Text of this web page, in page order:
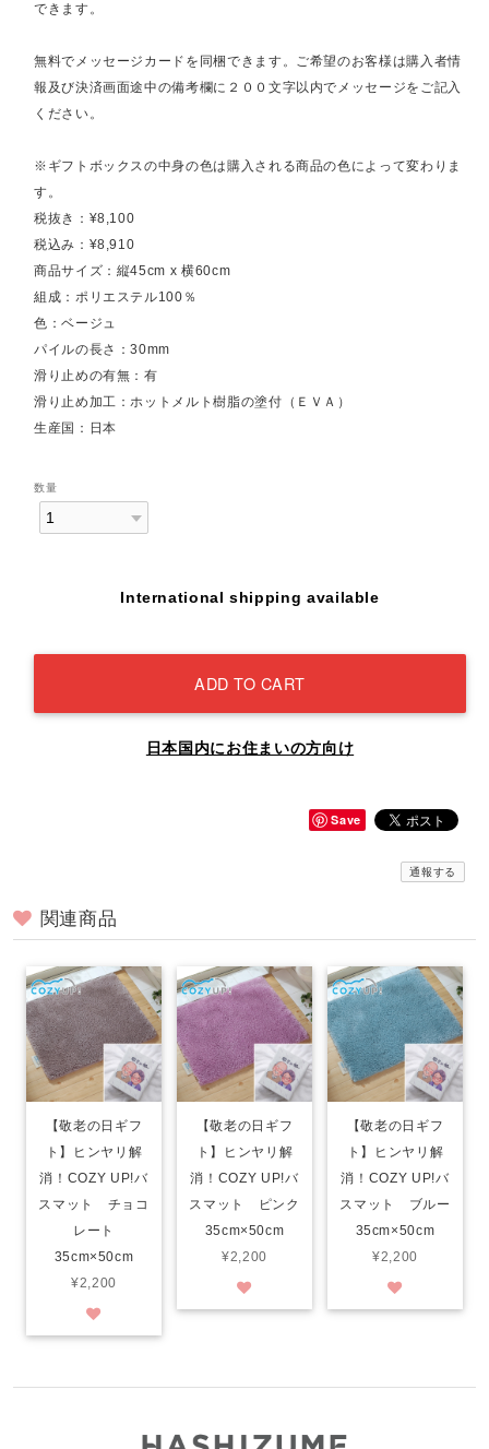
できます。
無料でメッセージカードを同梱できます。ご希望のお客様は購入者情
報及び決済画面途中の備考欄に２００文字以内でメッセージをご記入
ください。
※ギフトボックスの中身の色は購入される商品の色によって変わりま
す。
税抜き：¥8,100
税込み：¥8,910
商品サイズ：縦45cm x 横60cm
組成：ポリエステル100％
色：ベージュ
パイルの長さ：30mm
滑り止めの有無：有
滑り止め加工：ホットメルト樹脂の塗付（ＥＶＡ）
生産国：日本
数量
International shipping available
ADD TO CART
日本国内にお住まいの方向け
Save
通報する
関連商品
【敬老の日ギフ
ト】ヒンヤリ解
消！COZY UP!バ
スマット チョコ
レート
35cm×50cm
¥2,200
【敬老の日ギフ
ト】ヒンヤリ解
消！COZY UP!バ
スマット ピンク
35cm×50cm
¥2,200
【敬老の日ギフ
ト】ヒンヤリ解
消！COZY UP!バ
スマット ブルー
35cm×50cm
¥2,200